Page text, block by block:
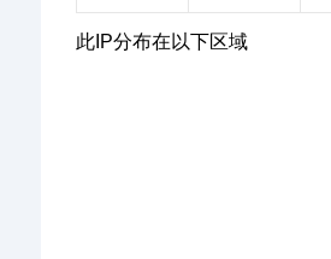
此IP分布在以下区域